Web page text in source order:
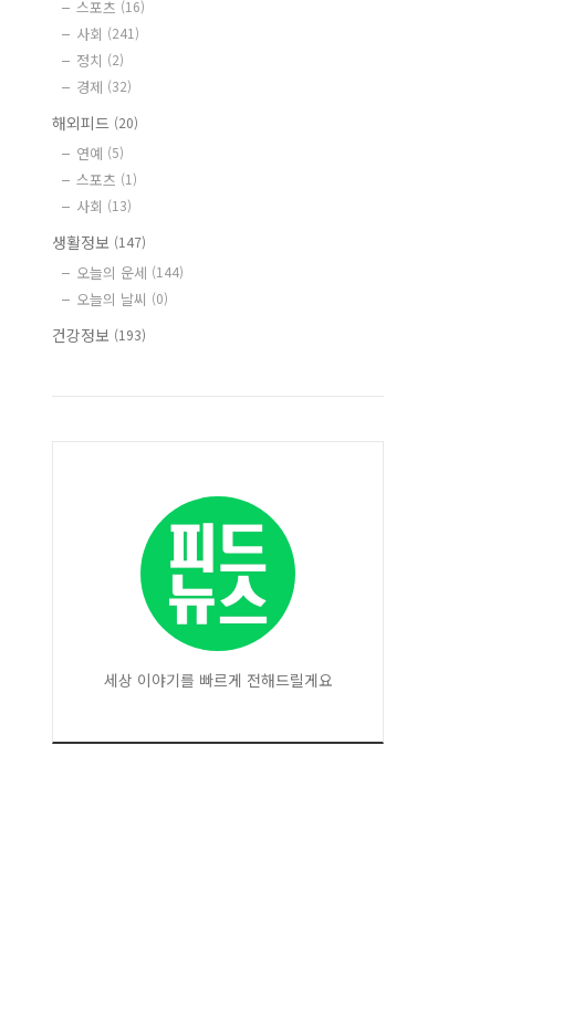
스포츠 (16)
사회 (241)
정치 (2)
경제 (32)
해외피드 (20)
연예 (5)
스포츠 (1)
사회 (13)
생활정보 (147)
오늘의 운세 (144)
오늘의 날씨 (0)
건강정보 (193)
세상 이야기를 빠르게 전해드릴게요